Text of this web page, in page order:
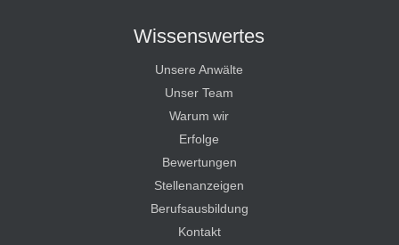
Wissenswertes
Unsere Anwälte
Unser Team
Warum wir
Erfolge
Bewertungen
Stellenanzeigen
Berufsausbildung
Kontakt